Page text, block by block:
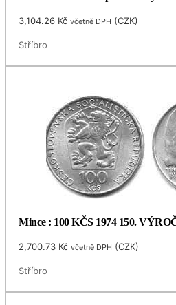
3,104.26 Kč včetně DPH (CZK)
Stříbro
Mince : 100 KČS 1974 150.
2,700.73 Kč včetně DPH (CZK)
Stříbro